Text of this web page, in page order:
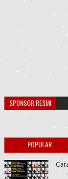
SPONSOR RESMI
POPULAR